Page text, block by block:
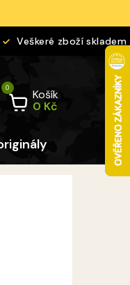
Veškeré zboží skladem
Košík
Pro děti